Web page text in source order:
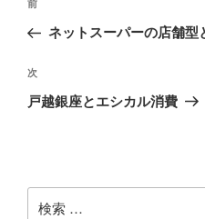
ナ
ビ
ゲ
ン
過
去
投
稿
前
ネットスーパーの店舗型
次
の
次
戸越銀座とエシカル消費